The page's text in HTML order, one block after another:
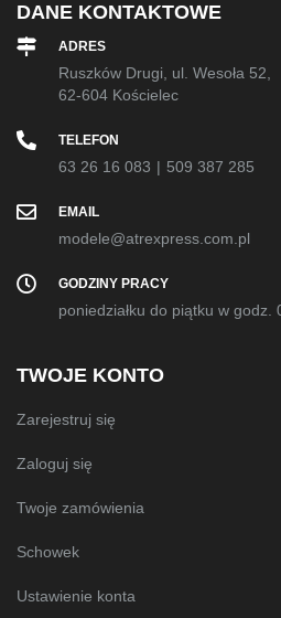
DANE KONTAKTOWE
ADRES
Ruszków Drugi, ul. Wesoła 52,
62-604 Kościelec
TELEFON
63 26 16 083 | 509 387 285
EMAIL
modele@atrexpress.com.pl
GODZINY PRACY
poniedziałku do piątku w godz.
TWOJE KONTO
Zarejestruj się
Zaloguj się
Twoje zamówienia
Schowek
Ustawienie konta